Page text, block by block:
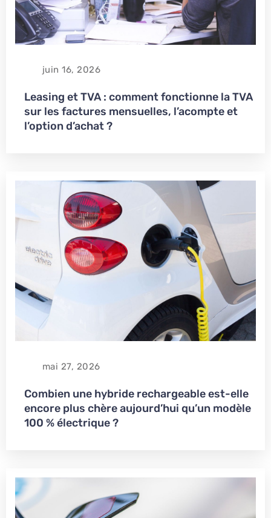
juin 16, 2026
Leasing et TVA : comment fonctionne la TVA
sur les factures mensuelles, l’acompte et
l’option d’achat ?
mai 27, 2026
​Combien une hybride rechargeable est-elle
encore plus chère aujourd’hui qu’un modèle
100 % électrique ?